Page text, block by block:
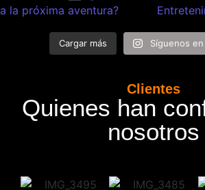
Cargar más Síguenos
Clientes
Quienes han
nosotros